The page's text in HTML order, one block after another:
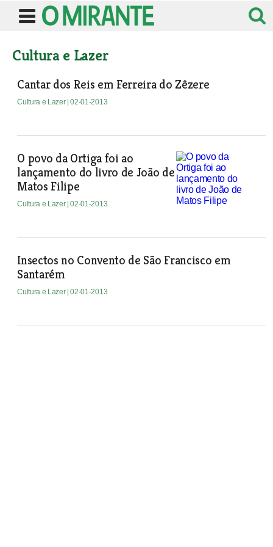
Cultura e Lazer
Cantar dos Reis em Ferreira do Zêzere
Cultura e Lazer | 02-01-2013
O povo da Ortiga foi ao
lançamento do livro de João de
Matos Filipe
Cultura e Lazer | 02-01-2013
Insectos no Convento de São Francisco em
Santarém
Cultura e Lazer | 02-01-2013